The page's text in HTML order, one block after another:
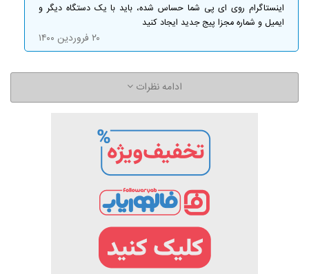
اینستاگرام روی ای پی شما حساس شده، باید با یک دستگاه دیگر و
ایمیل و شماره مجزا پیج جدید ایجاد کنید
۲۰ فروردین ۱۴۰۰
ادامه نظرات